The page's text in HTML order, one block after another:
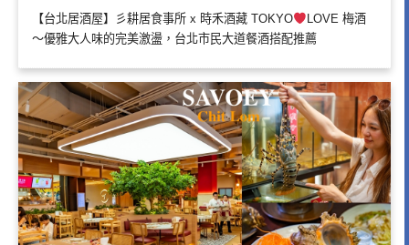
【台北居酒屋】彡耕居食事所 x 時禾酒藏 TOKYO
LOVE 梅酒
～優雅大人味的完美激盪，台北市民大道餐酒搭配推薦